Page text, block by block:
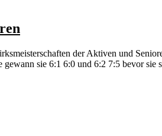
der Aktiven und
sie 6:1 6:0 und 6:2 7:5 bevor